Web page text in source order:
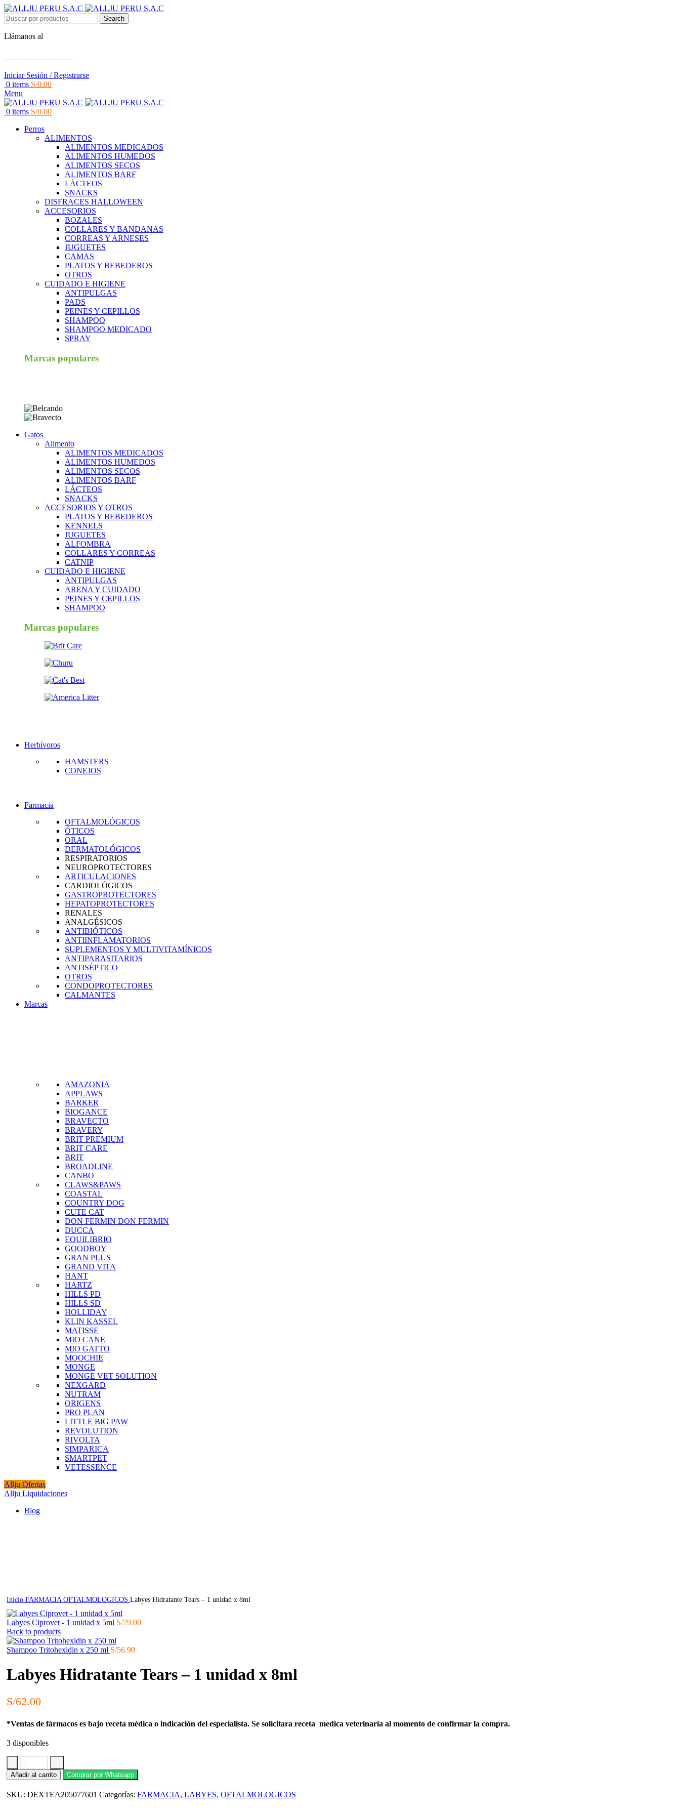
Search
Llámanos al
Iniciar Sesión / Registrarse
0 items S/0.00
Menu
0 items S/0.00
Perros
ALIMENTOS
ALIMENTOS MEDICADOS
ALIMENTOS HUMEDOS
ALIMENTOS SECOS
ALIMENTOS BARF
LÁCTEOS
SNACKS
DISFRACES HALLOWEEN
ACCESORIOS
BOZALES
COLLARES Y BANDANAS
CORREAS Y ARNESES
JUGUETES
CAMAS
PLATOS Y BEBEDEROS
OTROS
CUIDADO E HIGIENE
ANTIPULGAS
PADS
PEINES Y CEPILLOS
SHAMPOO
SHAMPOO MEDICADO
SPRAY
Marcas populares
Gatos
Alimento
ALIMENTOS MEDICADOS
ALIMENTOS HUMEDOS
ALIMENTOS SECOS
ALIMENTOS BARF
LÁCTEOS
SNACKS
ACCESORIOS Y OTROS
PLATOS Y BEBEDEROS
KENNELS
JUGUETES
ALFOMBRA
COLLARES Y CORREAS
CATNIP
CUIDADO E HIGIENE
ANTIPULGAS
ARENA Y CUIDADO
PEINES Y CEPILLOS
SHAMPOO
Marcas populares
Herbívoros
HAMSTERS
CONEJOS
Farmacia
OFTALMOLÓGICOS
ÓTICOS
ORAL
DERMATOLÓGICOS
RESPIRATORIOS
NEUROPROTECTORES
ARTICULACIONES
CARDIOLÓGICOS
GASTROPROTECTORES
HEPATOPROTECTORES
RENALES
ANALGÉSICOS
ANTIBIÓTICOS
ANTIINFLAMATORIOS
SUPLEMENTOS Y MULTIVITAMÍNICOS
ANTIPARASITARIOS
ANTISÉPTICO
OTROS
CONDOPROTECTORES
CALMANTES
Marcas
AMAZONIA
APPLAWS
BARKER
BIOGANCE
BRAVECTO
BRAVERY
BRIT PREMIUM
BRIT CARE
BRIT
BROADLINE
CANBO
CLAWS&PAWS
COASTAL
COUNTRY DOG
CUTE CAT
DON FERMIN DON FERMIN
DUCCA
EQUILIBRIO
GOODBOY
GRAN PLUS
GRAND VITA
HANT
HARTZ
HILLS PD
HILLS SD
HOLLIDAY
KLIN KASSEL
MATISSE
MIO CANE
MIO GATTO
MOOCHIE
MONGE
MONGE VET SOLUTION
NEXGARD
NUTRAM
ORIGENS
PRO PLAN
LITTLE BIG PAW
REVOLUTION
RIVOLTA
SIMPARICA
SMARTPET
VETESSENCE
Allju Ofertas
Allju Liquidaciones
Blog
Inicio FARMACIA OFTALMOLOGICOS Labyes Hidratante Tears – 1 unidad x 8ml
Labyes Ciprovet - 1 unidad x 5ml S/79.00
Back to products
Shampoo Tritohexidin x 250 ml S/56.90
Labyes Hidratante Tears – 1 unidad x 8ml
S/62.00
*Ventas de fármacos es bajo receta médica o indicación del especialista. Se solicitara receta medica veterinaria al momento de confirmar la compra.
3 disponibles
Labyes
Hidratante
-
Añadir al carrito Comprar por Whatsapp
SKU: DEXTEA205077601 Categorías: FARMACIA, LABYES, OFTALMOLOGICOS